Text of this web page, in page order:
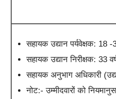
सहायक उद्यान पर्यवेक्षक: 18 -
सहायक उद्यान निरीक्षक: 33
सहायक अनुभाग अधिकारी
नोट:- उम्मीदवारों को